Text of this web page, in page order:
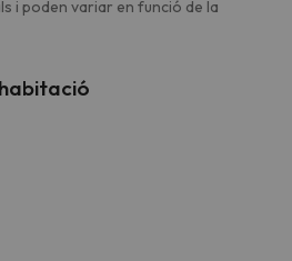
i poden variar en funció de la